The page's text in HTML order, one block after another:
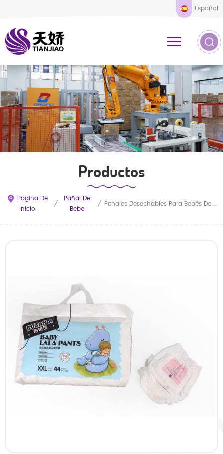
Español
Productos
Página De
Inicio
/
Pañal De
Bebe
/ Pañales Desechables Para Bebés De Marca Propia, Venta Al Por Mayor, Personalizados De Fábrica. Pañales Importados SAP Súper Absorbentes, Antifugas, Suaves, Transpirables Y De Alta Calidad.